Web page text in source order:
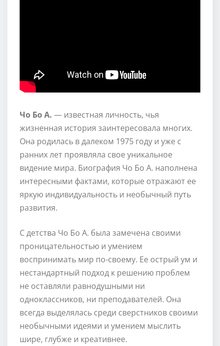
Чо Бо А. — известная личность, чья
жизненная история заинтересовала многих.
Она родилась в далеком 1975 году и уже с
ранних лет проявляла свое уникальное
видение мира. Биография Чо Бо А. наполнена
интересными фактами, которые отражают ее
яркую индивидуальность и необычный путь
развития.
С детства Чо Бо А. была замечена своими
проницательностью и умением
воспринимать мир по-своему. Ее острый ум и
нестандартный подход к решению проблем
не оставляли равнодушными ни
одноклассников, ни преподавателей. Она
всегда выделялась среди сверстников своими
необычными идеями и умением мыслить
шире, глубже и креативнее.